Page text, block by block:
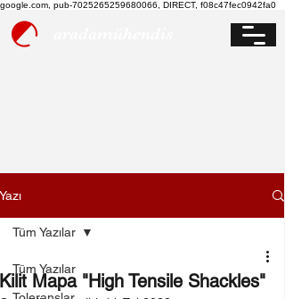
google.com, pub-7025265259680066, DIRECT, f08c47fec0942fa0
Yazı
Tüm Yazılar
Tüm Yazılar
Kilit Mapa "High Tensile Shackles"